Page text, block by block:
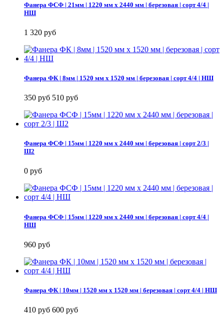
Фанера ФСФ | 21мм | 1220 мм х 2440 мм | березовая | сорт 4/4 |
НШ
1 320 руб
Фанера ФК | 8мм | 1520 мм х 1520 мм | березовая | сорт 4/4 | НШ
350 руб 510 руб
Фанера ФСФ | 15мм | 1220 мм х 2440 мм | березовая | сорт 2/3 |
Ш2
0 руб
Фанера ФСФ | 15мм | 1220 мм х 2440 мм | березовая | сорт 4/4 |
НШ
960 руб
Фанера ФК | 10мм | 1520 мм х 1520 мм | березовая | сорт 4/4 | НШ
410 руб 600 руб